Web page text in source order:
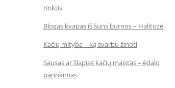
rinktis
Blogas kvapas iš šuns burnos – Halitozė
Kačių mityba – ką svarbu žinoti
Sausas ar šlapias kačių maistas – ėdalo
parinkimas